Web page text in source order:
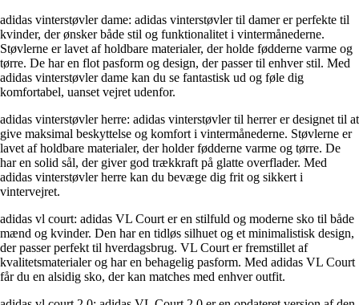
adidas vinterstøvler dame: adidas vinterstøvler til damer er perfekte til
kvinder, der ønsker både stil og funktionalitet i vintermånederne.
Støvlerne er lavet af holdbare materialer, der holde fødderne varme og
tørre. De har en flot pasform og design, der passer til enhver stil. Med
adidas vinterstøvler dame kan du se fantastisk ud og føle dig
komfortabel, uanset vejret udenfor.
adidas vinterstøvler herre: adidas vinterstøvler til herrer er designet til at
give maksimal beskyttelse og komfort i vintermånederne. Støvlerne er
lavet af holdbare materialer, der holder fødderne varme og tørre. De
har en solid sål, der giver god trækkraft på glatte overflader. Med
adidas vinterstøvler herre kan du bevæge dig frit og sikkert i
vintervejret.
adidas vl court: adidas VL Court er en stilfuld og moderne sko til både
mænd og kvinder. Den har en tidløs silhuet og et minimalistisk design,
der passer perfekt til hverdagsbrug. VL Court er fremstillet af
kvalitetsmaterialer og har en behagelig pasform. Med adidas VL Court
får du en alsidig sko, der kan matches med enhver outfit.